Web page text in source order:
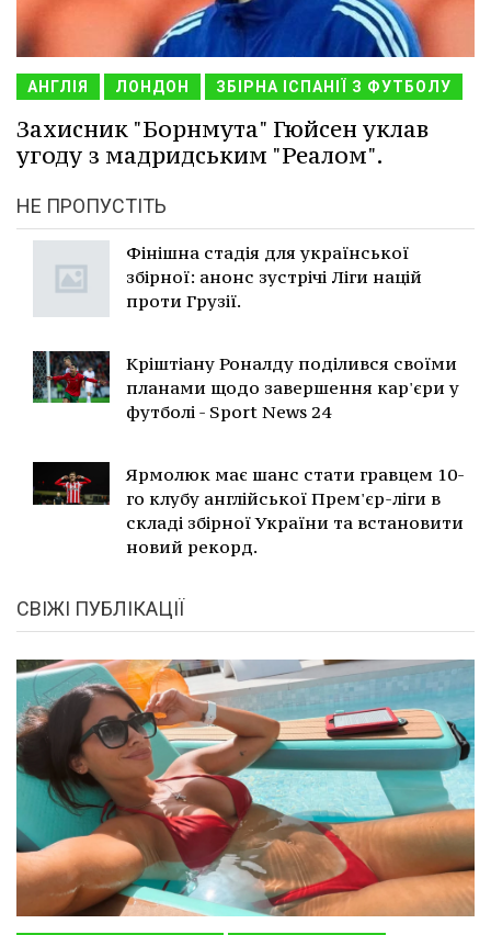
АНГЛІЯ ЛОНДОН ЗБІРНА ІСПАНІЇ З ФУТБОЛУ
Захисник "Борнмута" Гюйсен уклав
угоду з мадридським "Реалом".
НЕ ПРОПУСТІТЬ
Фінішна стадія для української
збірної: анонс зустрічі Ліги націй
проти Грузії.
Кріштіану Роналду поділився своїми
планами щодо завершення кар'єри у
футболі - Sport News 24
Ярмолюк має шанс стати гравцем 10-
го клубу англійської Прем'єр-ліги в
складі збірної України та встановити
новий рекорд.
СВІЖІ ПУБЛІКАЦІЇ